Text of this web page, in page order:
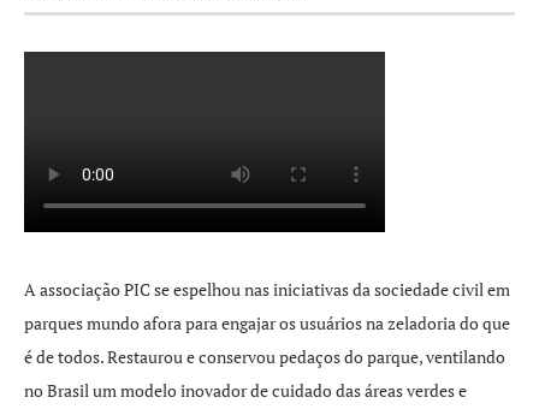
A associação PIC se espelhou nas iniciativas da sociedade civil em
parques mundo afora para engajar os usuários na zeladoria do que
é de todos. Restaurou e conservou pedaços do parque, ventilando
no Brasil um modelo inovador de cuidado das áreas verdes e